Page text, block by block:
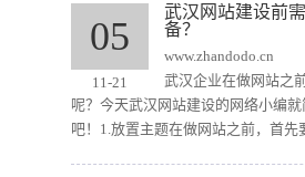
05
11-21
武汉网站建设前
备？
www.zhandodo.cn
武汉企业在做网站之
呢？今天武汉网站建设的网络小编
吧！1.放置主题在做网站之前，首先